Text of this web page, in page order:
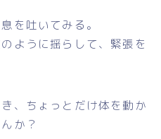
を吐いてみる。
ように揺らして、緊張を
、ちょっとだけ体を動か
か？